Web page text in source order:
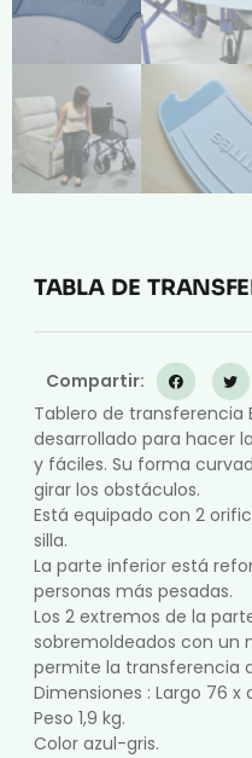
Alquiler
TABLA DE
Compartir:
Tablero de transferencia
desarrollado para hacer
y fáciles. Su forma
girar los obstáculos.
Está equipado con 2
silla.
La parte inferior está
personas más pesadas.
Los 2 extremos de la
sobremoldeados con un
permite la transferencia
Dimensiones : Largo 76 x
Peso 1,9 kg.
Color azul-gris.